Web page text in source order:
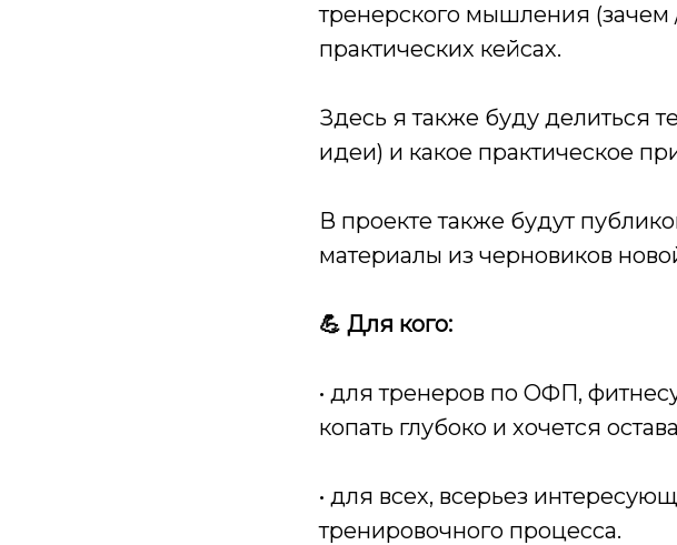
тренерского мышления (зачем
практических кейсах.
Здесь я также буду делиться
идеи) и какое практическое
В проекте также будут
материалы из черновиков
💪 Для кого:
• для тренеров по ОФП,
копать глубоко и хочется
• для всех, всерьез
тренировочного процесса.